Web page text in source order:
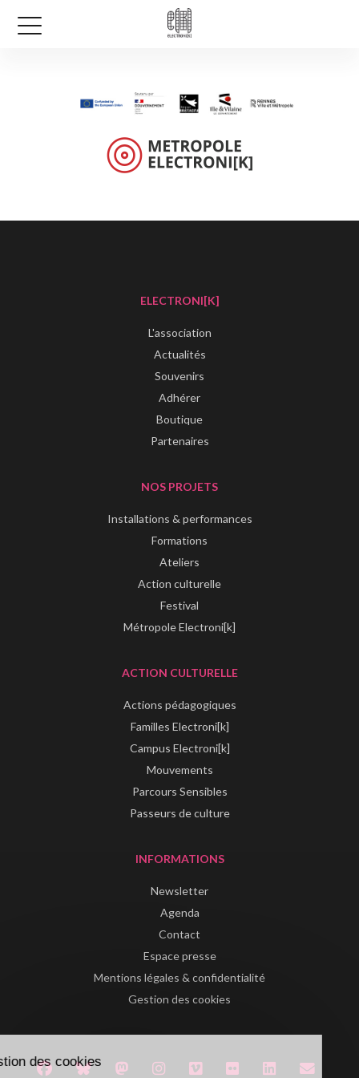
ELECTRONI[K]
L'association
Actualités
Souvenirs
Adhérer
Boutique
Partenaires
NOS PROJETS
Installations & performances
Formations
Ateliers
Action culturelle
Festival
Métropole Electroni[k]
ACTION CULTURELLE
Actions pédagogiques
Familles Electroni[k]
Campus Electroni[k]
Mouvements
Parcours Sensibles
Passeurs de culture
INFORMATIONS
Newsletter
Agenda
Contact
Espace presse
Mentions légales & confidentialité
Gestion des cookies
Gestion des cookies